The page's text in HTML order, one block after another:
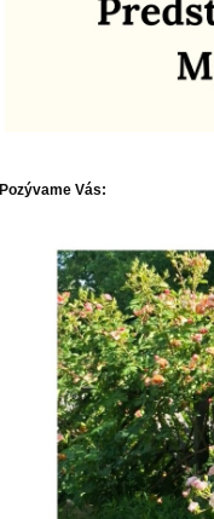
Pozývame Vás: